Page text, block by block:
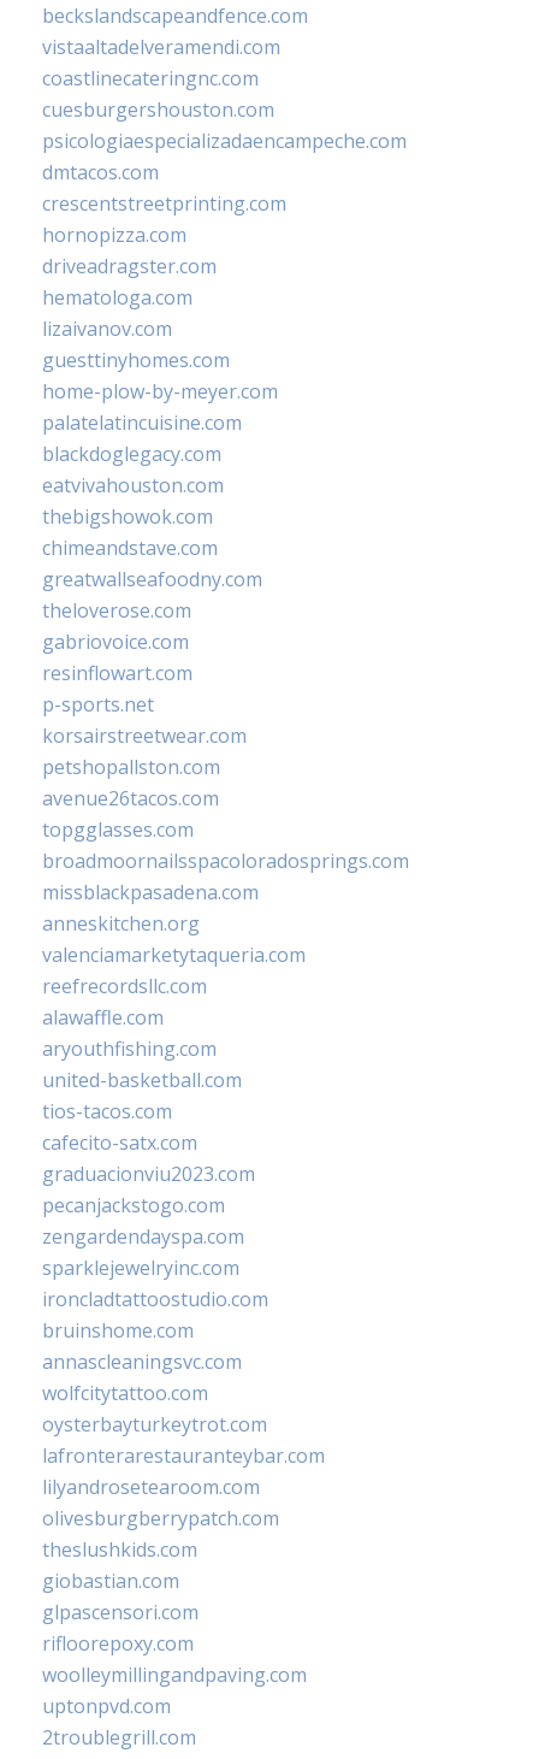
beckslandscapeandfence.com
vistaaltadelveramendi.com
coastlinecateringnc.com
cuesburgershouston.com
psicologiaespecializadaencampeche.com
dmtacos.com
crescentstreetprinting.com
hornopizza.com
driveadragster.com
hematologa.com
lizaivanov.com
guesttinyhomes.com
home-plow-by-meyer.com
palatelatincuisine.com
blackdoglegacy.com
eatvivahouston.com
thebigshowok.com
chimeandstave.com
greatwallseafoodny.com
theloverose.com
gabriovoice.com
resinflowart.com
p-sports.net
korsairstreetwear.com
petshopallston.com
avenue26tacos.com
topgglasses.com
broadmoornailsspacoloradosprings.com
missblackpasadena.com
anneskitchen.org
valenciamarketytaqueria.com
reefrecordsllc.com
alawaffle.com
aryouthfishing.com
united-basketball.com
tios-tacos.com
cafecito-satx.com
graduacionviu2023.com
pecanjackstogo.com
zengardendayspa.com
sparklejewelryinc.com
ironcladtattoostudio.com
bruinshome.com
annascleaningsvc.com
wolfcitytattoo.com
oysterbayturkeytrot.com
lafronterarestauranteybar.com
lilyandrosetearoom.com
olivesburgberrypatch.com
theslushkids.com
giobastian.com
glpascensori.com
rifloorepoxy.com
woolleymillingandpaving.com
uptonpvd.com
2troublegrill.com